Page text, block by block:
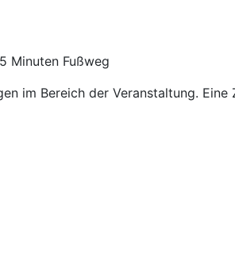
Minuten Fußweg
im Bereich der Veranstaltung.